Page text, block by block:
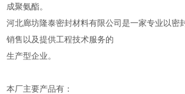
成聚氨酯。
河北廊坊隆泰密封材料有限公司是一家专业以密
销售以及提供工程技术服务的
生产型企业。
本厂主要产品有：